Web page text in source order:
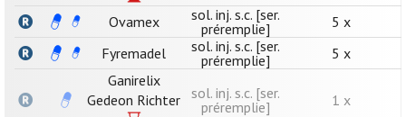
Ovamex
sol. inj. s.c. [ser.
préremplie]
5 x
Fyremadel
sol. inj. s.c. [ser.
préremplie]
5 x
Ganirelix
Gedeon Richter sol. inj. s.c. [ser.
préremplie]
1 x